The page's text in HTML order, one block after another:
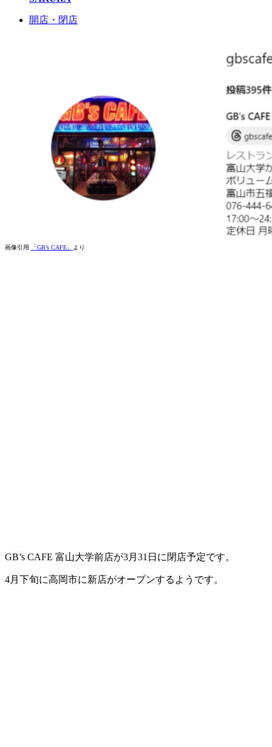
開店・閉店
画像引用 「GB’s CAFE」 より
GB’s CAFE 富山大学前店が3月31日に閉店予定です。
4月下旬に高岡市に新店がオープンするようです。